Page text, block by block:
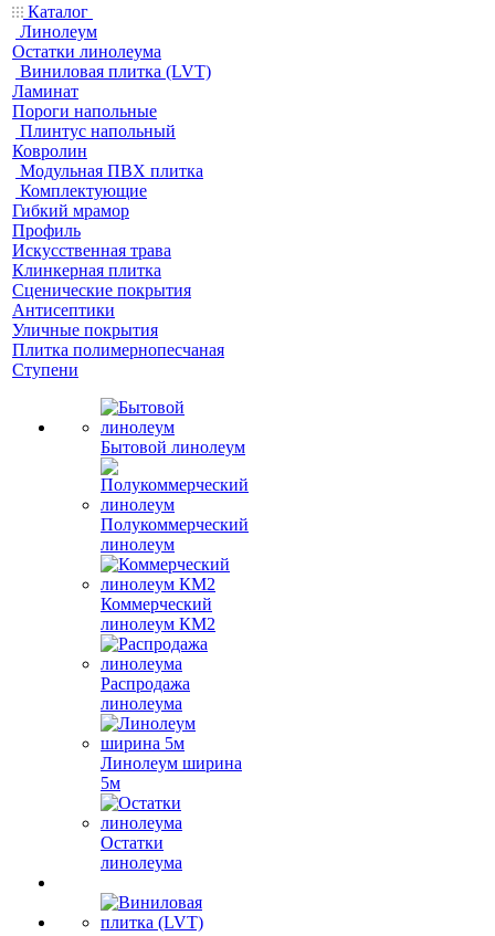
Каталог
Линолеум
Остатки линолеума
Виниловая плитка (LVT)
Ламинат
Пороги напольные
Плинтус напольный
Ковролин
Модульная ПВХ плитка
Комплектующие
Гибкий мрамор
Профиль
Искусственная трава
Клинкерная плитка
Сценические покрытия
Антисептики
Уличные покрытия
Плитка полимернопесчаная
Ступени
Бытовой линолеум
Полукоммерческий
линолеум
Коммерческий
линолеум КМ2
Распродажа
линолеума
Линолеум ширина
5м
Остатки
линолеума